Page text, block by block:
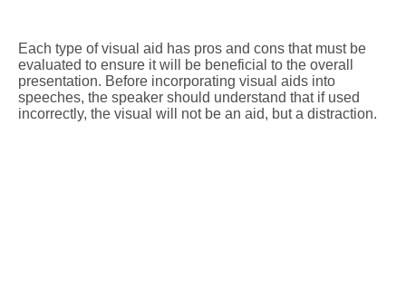
Each type of visual aid has pros and cons that must be
evaluated to ensure it will be beneficial to the overall
presentation. Before incorporating visual aids into
speeches, the speaker should understand that if used
incorrectly, the visual will not be an aid, but a distraction.